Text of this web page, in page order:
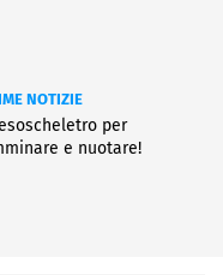
NOTIZIE
per
e nuotare!